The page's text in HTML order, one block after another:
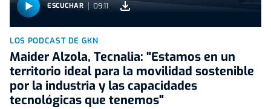
ESCUCHAR 09:11
LOS PODCAST DE GKN
Maider Alzola, Tecnalia: "Estamos en un
territorio ideal para la movilidad sostenible
por la industria y las capacidades
tecnológicas que tenemos"